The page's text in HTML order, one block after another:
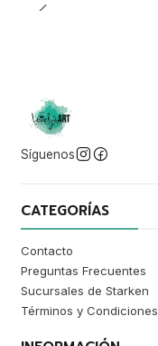
Síguenos
CATEGORÍAS
Contacto
Preguntas Frecuentes
Sucursales de Starken
Términos y Condiciones